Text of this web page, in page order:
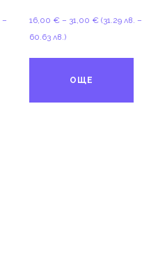
–
16,00 € – 31,00 €Price
(31.29 лв. –
60.63 лв.)
ОЩЕ